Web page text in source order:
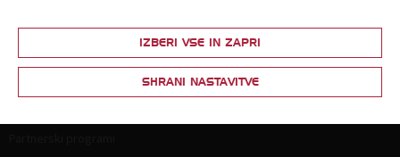
Članstvo
Zakaj postati član?
Lestvica za določitev članarine
IZBERI VSE IN ZAPRI
SHRANI NASTAVITVE